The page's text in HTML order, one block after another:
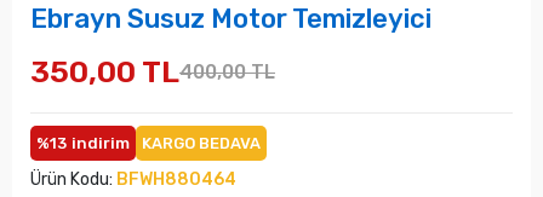
Ebrayn Susuz Motor Temizleyici
350,00 TL400,00 TL
%13 indirim KARGO BEDAVA
Ürün Kodu: BFWH880464